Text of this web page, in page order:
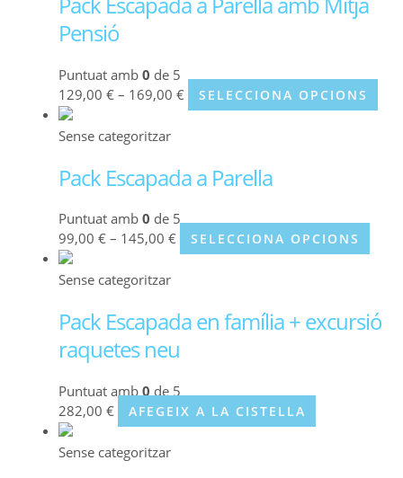
Pensió
Puntuat amb 0 de 5
129,00 € – 169,00 € SELECCIONA OPCIONS
Sense categoritzar
Pack Escapada a Parella
Puntuat amb 0 de 5
99,00 € – 145,00 € SELECCIONA OPCIONS
Sense categoritzar
Pack Escapada en família + excursió
raquetes neu
Puntuat amb0de 5
282,00 € AFEGEIX A LA CISTELLA
Sense categoritzar